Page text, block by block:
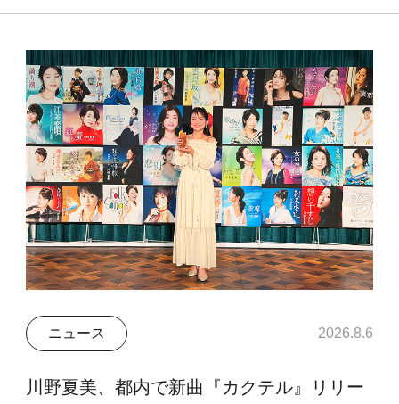
ニュース 2026.8.6
川野夏美、都内で新曲『カクテル』リリー